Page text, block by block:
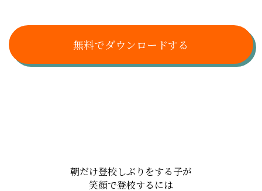
無料でダウンロードする
朝だけ登校しぶりをする子が
笑顔で登校するには